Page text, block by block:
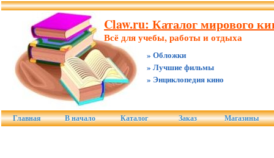
Claw.ru: Каталог мирового
Всё для учебы, работы и отдыха
» Обложки
» Лучшие фильмы
» Энциклопедия кино
Главная В начало Каталог Заказ Магазины